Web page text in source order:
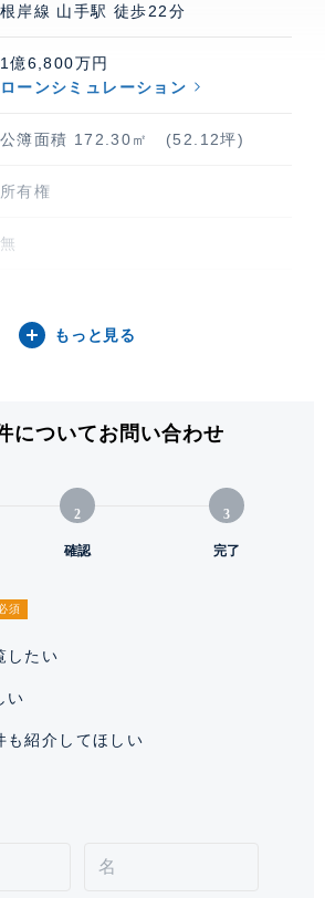
根岸線 山手駅 徒歩22分
1億6,800万円
ローンシミュレーション
公簿面積 172.30㎡ (52.12坪)
所有権
無
近隣商業地域
上物有
相談
仲介
物件の最寄駅(路線)、バス停、およびそこまでの徒歩所要
もっと見る
についてお問い合わせ
2
確認
3
完了
須
したい
い
も紹介してほしい